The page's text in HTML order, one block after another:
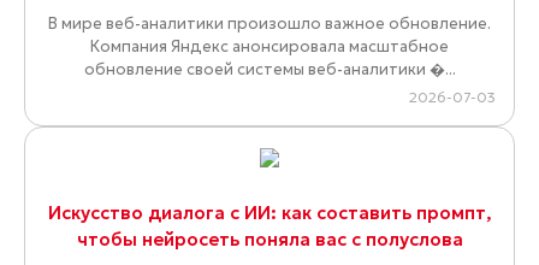
В мире веб-аналитики произошло важное обновление.
Компания Яндекс анонсировала масштабное
обновление своей системы веб-аналитики �...
2026-07-03
Искусство диалога с ИИ: как составить промпт,
чтобы нейросеть поняла вас с полуслова